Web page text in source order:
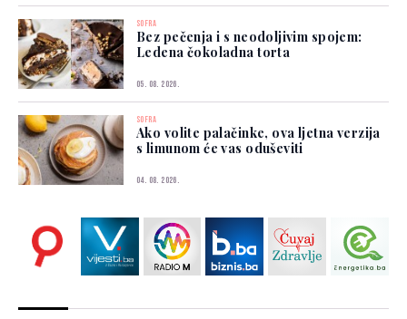
SOFRA
Bez pečenja i s neodoljivim spojem:
Ledena čokoladna torta
05. 08. 2026.
SOFRA
Ako volite palačinke, ova ljetna verzija
s limunom će vas oduševiti
04. 08. 2026.